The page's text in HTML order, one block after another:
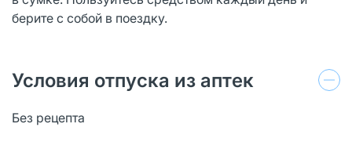
берите с собой в поездку.
Условия отпуска из аптек
Без рецепта